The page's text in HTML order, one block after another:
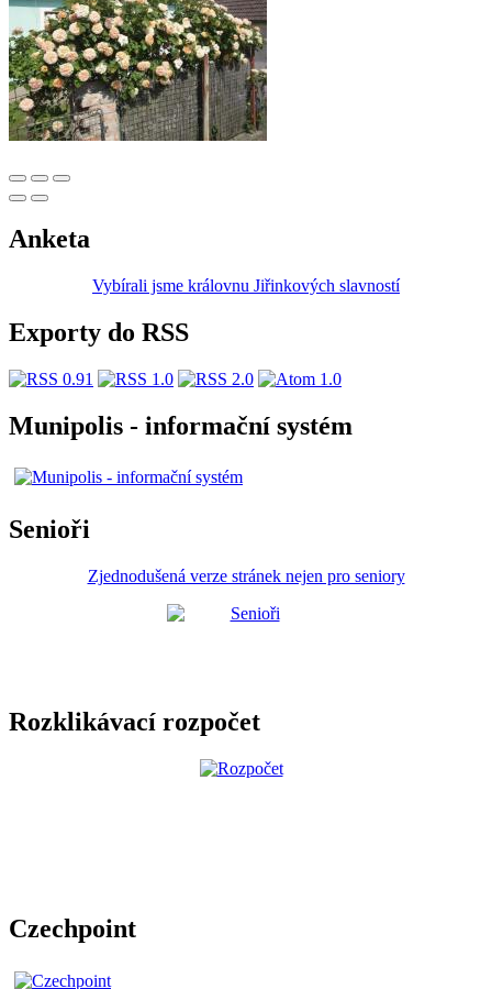
Anketa
Vybírali jsme královnu Jiřinkových slavností
Exporty do RSS
Munipolis - informační systém
Senioři
Zjednodušená verze stránek nejen pro seniory
Rozklikávací rozpočet
Czechpoint